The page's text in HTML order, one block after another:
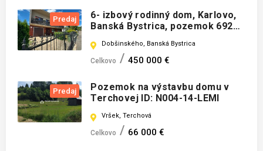
Predaj
6- izbový rodinný dom, Karlovo,
Banská Bystrica, pozemok 692
Dobšinského, Banská Bystrica
Celkovo 450 000 €
Predaj
Pozemok na výstavbu domu v
Terchovej ID: N004-14-LEMI
Vršek, Terchová
Celkovo 66 000 €